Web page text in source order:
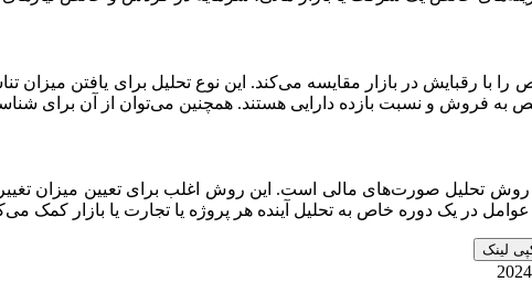
با رقبایش در بازار مقایسه می‌کند. این نوع تحلیل برای یافتن
به فروش و نسبت بازده دارایی هستند. همچنین می‌توان از آن برای
روش تحلیل صورت‌های مالی است. این روش اغلب برای تعیین میزان
عوامل در یک دوره خاص به تحلیل آینده هر پروژه یا تجارت یا بازار کمک
لینک